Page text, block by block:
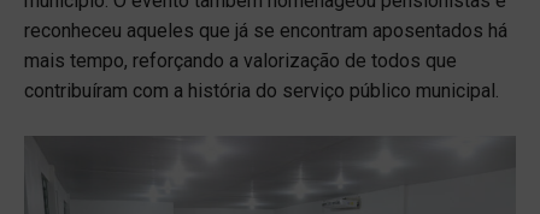
reconheceu aqueles que já se encontram aposentados há
mais tempo, reforçando a valorização de todos que
contribuíram com a história do serviço público municipal.